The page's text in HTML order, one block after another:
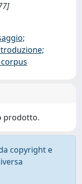
prodotto.
copyright e